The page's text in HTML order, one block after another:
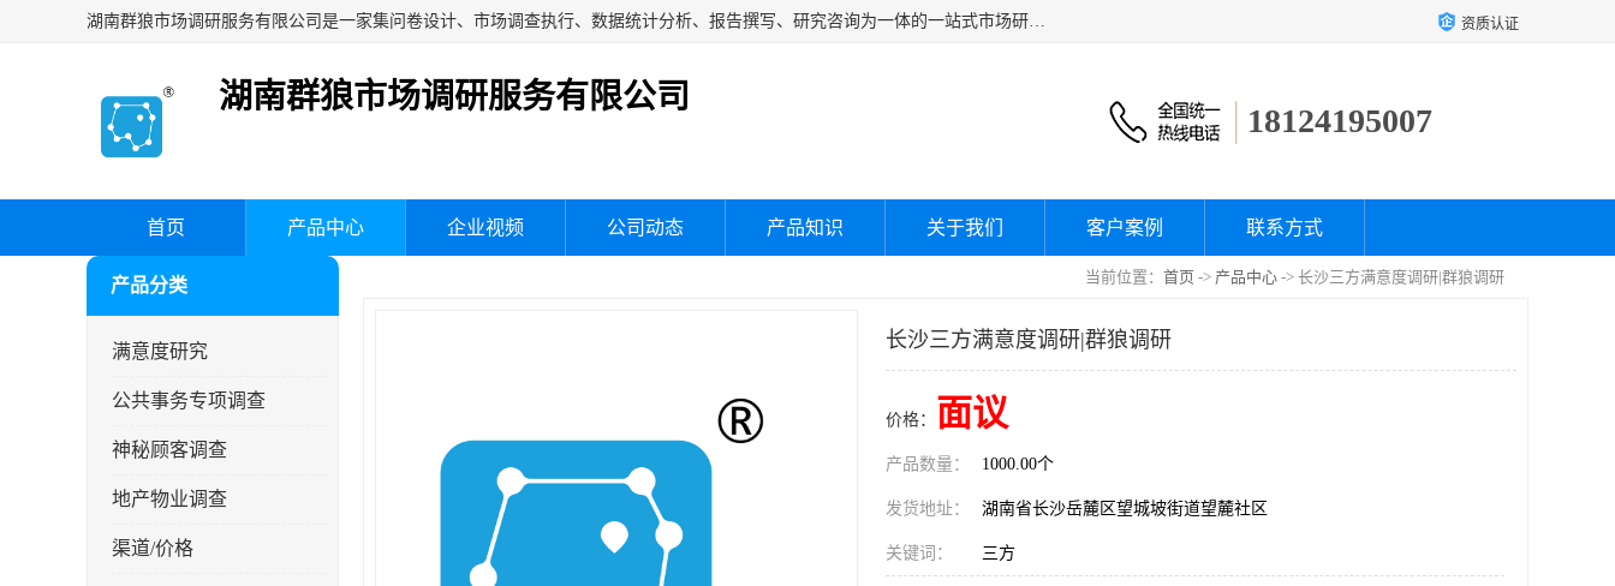
湖南群狼市场调研服务有限公司是一家集问卷设计、市场调查执行、数据统计分析、报告撰写、研究咨询为一体的一站式市场研究服务机构，主要服务：市场调研、三方评估、满意度研究、快消研究、地产物业调查、品牌研究、神秘顾客调查、行业研究、产品研究、公共事务专项调查等。 资质认证
湖南群狼市场调研服务有限公司
18124195007
首页 产品中心 企业视频 公司动态 产品知识 关于我们 客户案例 联系方式
当前位置： 首页 -> 产品中心 -> 长沙三方满意度调研|群狼调研
产品分类
满意度研究
公共事务专项调查
神秘顾客调查
地产物业调查
渠道/价格
长沙三方满意度调研|群狼调研
价格： 面议
产品数量： 1000.00个
发货地址： 湖南省长沙岳麓区望城坡街道望麓社区
关键词： 三方